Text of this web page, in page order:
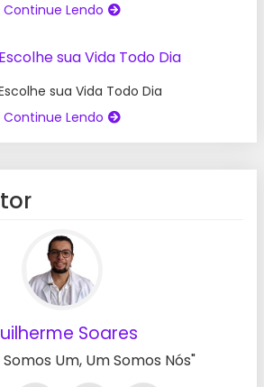
Continue Lendo
sua Vida Todo Dia
Continue Lendo
Soares
Somos Um, Um Somos Nós"